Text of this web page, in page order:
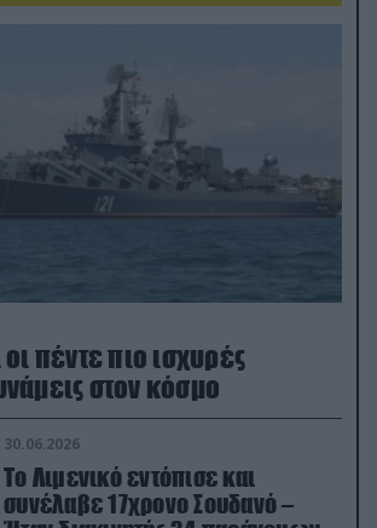
οι πέντε πιο ισχυρές
στον κόσμο
30.06.2026
Το Λιμενικό εντόπισε και
συνέλαβε 17χρονο Σουδανό –